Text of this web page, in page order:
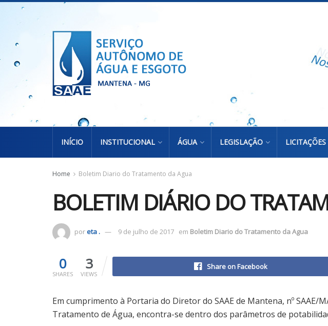
INÍCIO INSTITUCIONAL ÁGUA LEGISLAÇÃO LICITAÇÕES
Home Boletim Diario do Tratamento da Agua
BOLETIM DIÁRIO DO
poreta . 9 de julho de 2017 em Boletim Diario do Tratamento da Agua
0
SHARES
3
VIEWS
Share on Facebook
Em cumprimento à Portaria do Diretor do SAAE de Mantena, nº
Tratamento de Água, encontra-se dentro dos parâmetros de